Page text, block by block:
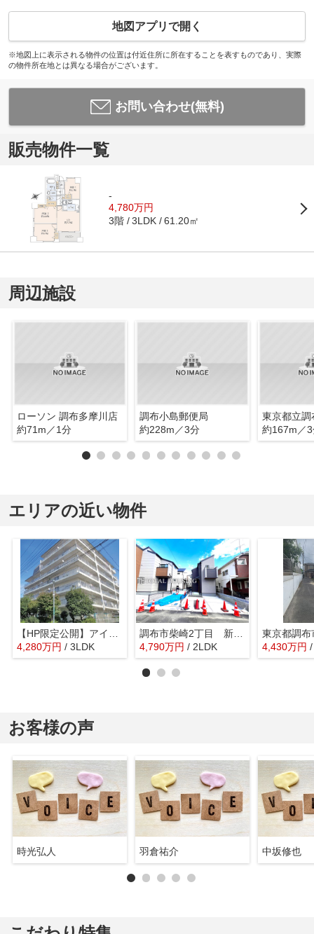
地図アプリで開く
※地図上に表示される物件の位置は付近住所に所在することを表すものであり、実際
の物件所在地とは異なる場合がございます。
お問い合わせ(無料)
販売物件一覧
-
4,780万円
3階 3LDK 61.20㎡
周辺施設
ローソン 調布多摩川店
約71m／1分
調布小島郵便局
約228m／3分
東京都立調
約167m／
エリアの近い物件
4,280万円 / 3LDK
調布市柴崎2丁目 新築戸建 全3棟
4,790万円 / 2LDK 4,430万円
お客様の声
時光弘人 羽倉祐介 中坂修也